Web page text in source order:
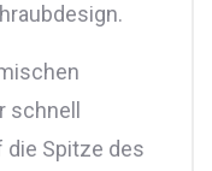
die Spitze des